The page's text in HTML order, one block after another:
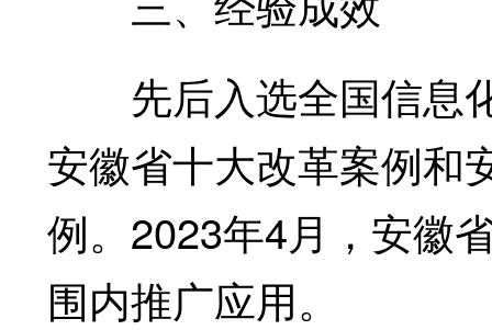
先后入选全国信息
安徽省十大改革案例和
例。2023年4月，安徽
围内推广应用。